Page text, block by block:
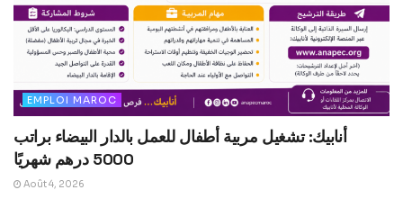
EMPLOI MAROC
أنابيك: تشغيل مربية أطفال للعمل بالدار البيضاء براتب
5000 درهم شهريًا
Août 4, 2026